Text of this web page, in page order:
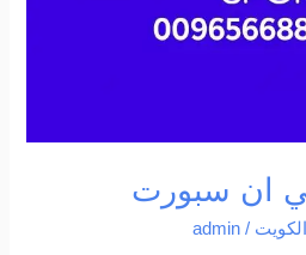
ان سبورت
/
admin